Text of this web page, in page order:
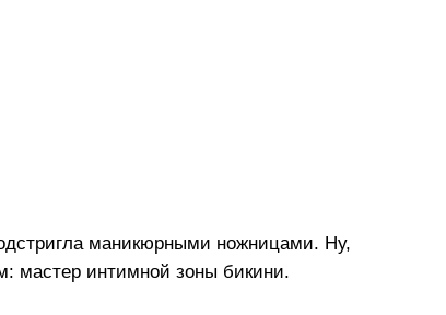
маникюрными ножницами. Ну,
мастер интимной зоны бикини.